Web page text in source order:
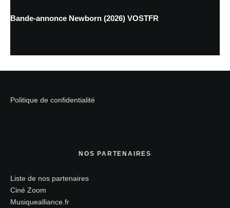
Bande-annonce Newborn (2026) VOSTFR
Politique de confidentialité
NOS PARTENAIRES
Liste de nos partenaires
Ciné Zoom
Musiquealliance.fr